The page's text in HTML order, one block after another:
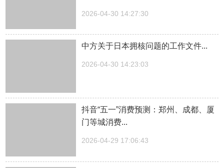
2026-04-30 14:27:30
中方关于日本拥核问题的工作文件...
2026-04-30 14:23:03
抖音“五一”消费预测：郑州、成都、厦
门等城消费...
2026-04-29 17:06:43